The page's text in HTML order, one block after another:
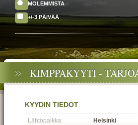
MOLEMMISTA
+/-3 PÄIVÄÄ
KIMPPAKYYTI -
KYYDIN TIEDOT
Lähtöpaikka:
Helsinki